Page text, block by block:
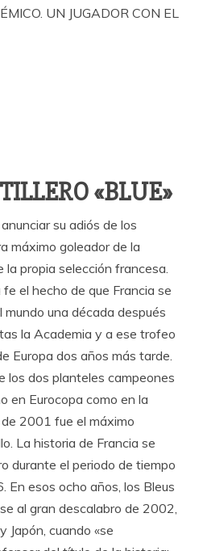
UN JUGADOR CON EL
«BLUE»
su adiós de los
máximo goleador de la
la propia selección francesa.
el hecho de que Francia se
una década después
la Academia y a ese trofeo
Europa dos años más tarde.
los dos planteles campeones
en Eurocopa como en la
2001 fue el máximo
La historia de Francia se
durante el periodo de tiempo
esos ocho años, los Bleus
al gran descalabro de 2002,
Japón, cuando «se